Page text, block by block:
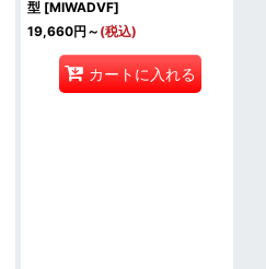
型 [MIWADVF]
19,660円 ～ (税込)
カートに入れる